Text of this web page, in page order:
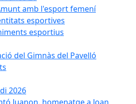
amb l'esport femení
esportives
esportius
del Gimnàs del Pavelló
2026